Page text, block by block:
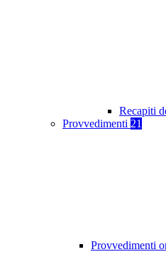
Recapiti
Provvedimenti 21
Provvedimenti